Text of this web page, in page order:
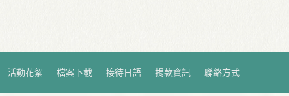
活動花絮 檔案下載 接待日語 捐款資訊 聯絡方式